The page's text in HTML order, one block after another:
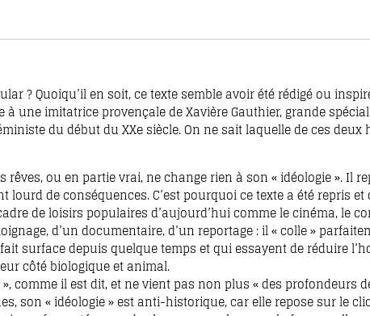
? Quoiqu’il en soit, ce texte semble avoir été rédigé ou
à une imitatrice provençale de Xavière Gauthier, grande
du début du XXe siècle. On ne sait laquelle de ces
ou en partie vrai, ne change rien à son « idéologie ». Il
de conséquences. C’est pourquoi ce texte a été repris
de loisirs populaires d’aujourd’hui comme le cinéma, le
d’un documentaire, d’un reportage : il « colle »
surface depuis quelque temps et qui essayent de réduire
côté biologique et animal.
comme il est dit, et ne vient pas non plus « des profondeurs
son « idéologie » est anti-historique, car elle repose sur le